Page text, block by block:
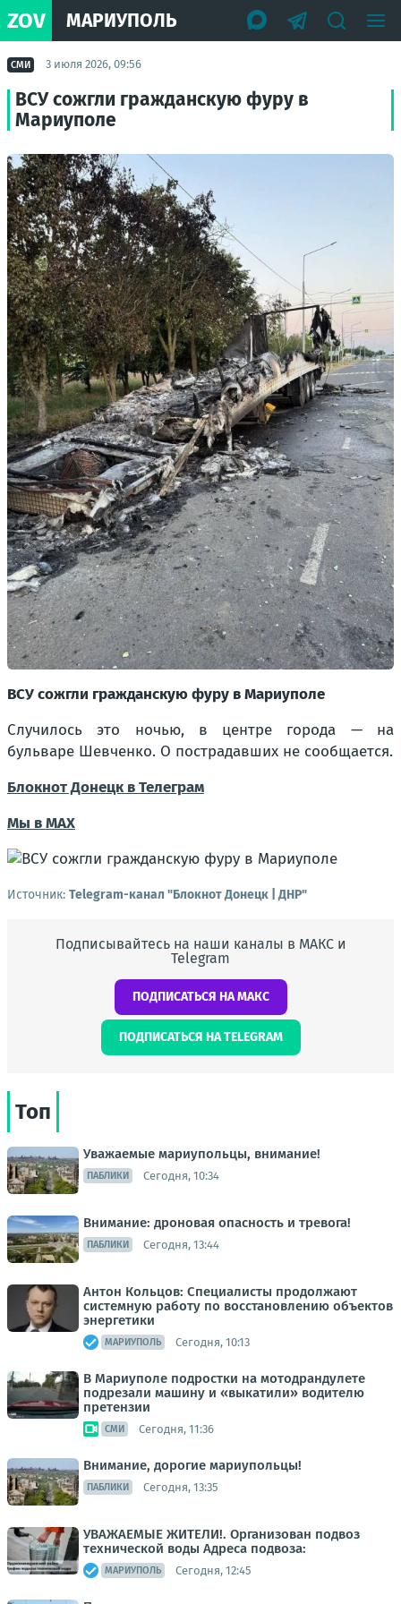
ZOV МАРИУПОЛЬ
СМИ 3 июля 2026, 09:56
ВСУ сожгли гражданскую фуру в
Мариуполе
ВСУ сожгли гражданскую фуру в Мариуполе
Случилось это ночью, в центре города — на
бульваре Шевченко. О пострадавших не сообщается.
Блокнот Донецк в Телеграм
Мы в МАХ
Источник: Telegram-канал "Блокнот Донецк | ДНР"
Подписывайтесь на наши каналы в МАКС и
Telegram
ПОДПИСАТЬСЯ НА МАКС
ПОДПИСАТЬСЯ НА TELEGRAM
Топ
Уважаемые мариупольцы, внимание!
ПАБЛИКИ Сегодня, 10:34
Внимание: дроновая опасность и тревога!
ПАБЛИКИ Сегодня, 13:44
Антон Кольцов: Специалисты продолжают
системную работу по восстановлению объектов
энергетики
МАРИУПОЛЬ Сегодня, 10:13
В Мариуполе подростки на мотодрандулете
подрезали машину и «выкатили» водителю
претензии
СМИ Сегодня, 11:36
Внимание, дорогие мариупольцы!
ПАБЛИКИ Сегодня, 13:35
УВАЖАЕМЫЕ ЖИТЕЛИ!. Организован подвоз
технической воды Адреса подвоза:
МАРИУПОЛЬ Сегодня, 12:45